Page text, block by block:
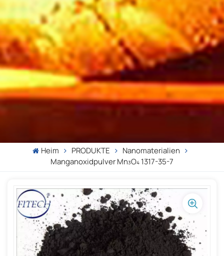
Heim PRODUKTE
Nanomaterialien
Manganoxidpulver Mn₃O₄ 1317-35-7